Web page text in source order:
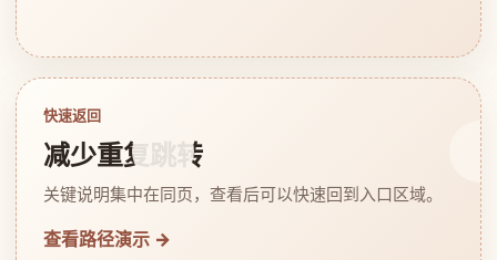
快速返回
减少重复跳转
关键说明集中在同页，查看后可以快速回到入口区域。
查看路径演示 →